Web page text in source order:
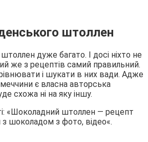
штоллен
дуже багато. І досі ніхто не
же з рецептів самий правильний.
і шукати в них вади. Адже
є власна авторська
схожа ні на яку іншу.
«Шоколадний штоллен — рецепт
з шоколадом з фото, відео«.